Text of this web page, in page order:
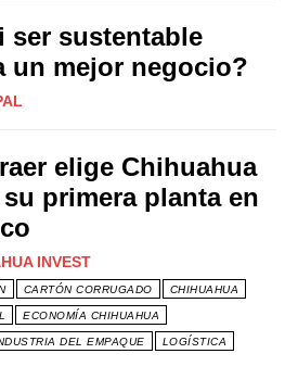
ser sustentable
un mejor negocio?
elige Chihuahua
su primera planta en
INVEST
CARTÓN CORRUGADO CHIHUAHUA
ECONOMÍA CHIHUAHUA
DEL EMPAQUE LOGÍSTICA